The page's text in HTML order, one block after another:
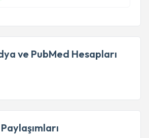
ve PubMed Hesapları